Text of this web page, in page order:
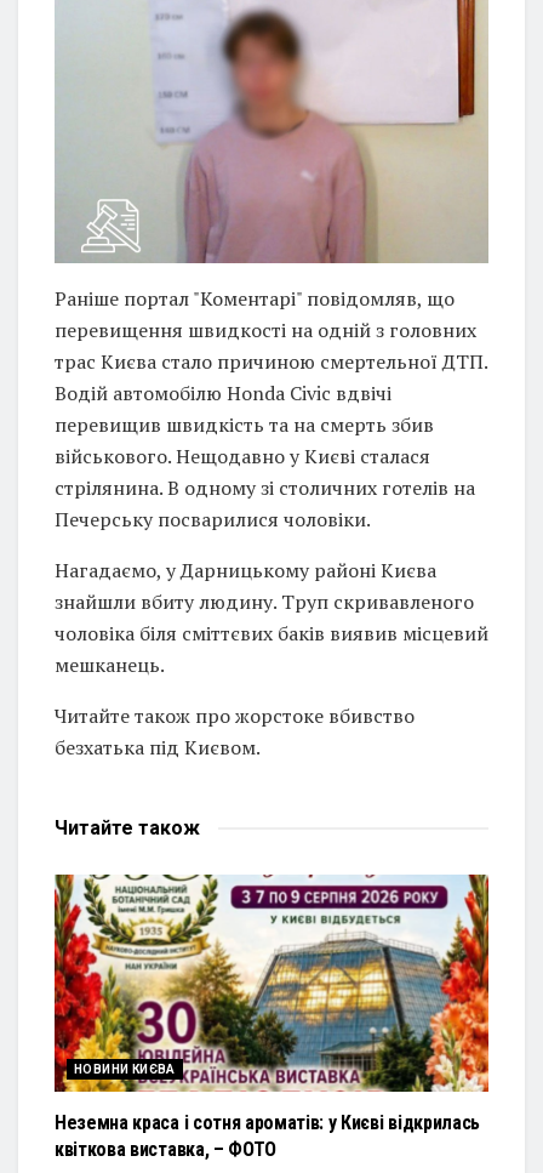
Раніше портал "Коментарі" повідомляв, що
перевищення швидкості на одній з головних
трас Києва стало причиною смертельної ДТП.
Водій автомобілю Honda Civic вдвічі
перевищив швидкість та на смерть збив
військового. Нещодавно у Києві сталася
стрілянина. В одному зі столичних готелів на
Печерську посварилися чоловіки.
Нагадаємо, у Дарницькому районі Києва
знайшли вбиту людину. Труп скривавленого
чоловіка біля сміттєвих баків виявив місцевий
мешканець.
Читайте також про жорстоке вбивство
безхатька під Києвом.
Читайте також
НОВИНИ КИЄВА
Неземна краса і сотня ароматів: у Києві відкрилась
квіткова виставка, – ФОТО